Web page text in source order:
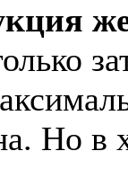
Но в